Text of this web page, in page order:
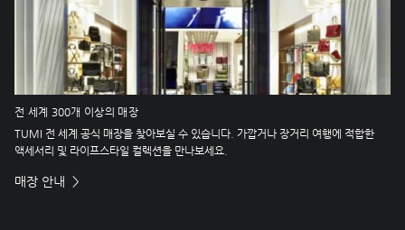
전 세계 300개 이상의 매장
TUMI 전 세계 공식 매장을 찾아보실 수 있습니다. 가깝거나 장거리 여행에 적합한
액세서리 및 라이프스타일 컬렉션을 만나보세요.
매장 안내